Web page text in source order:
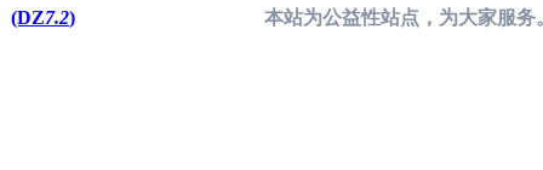
(DZ7.2) 本站为公益性站点，为大家服